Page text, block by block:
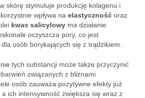
skórę stymuluje produkcję kolagenu i
wpływa na elastyczność oraz
kwas salicylowy ma działanie
oczyszcza pory, co jest
osób borykających się z trądzikiem.
tych substancji może także przyczynić
związanych z bliznami
osób zauważa pozytywne efekty już
ich intensywność zwiększa się wraz z